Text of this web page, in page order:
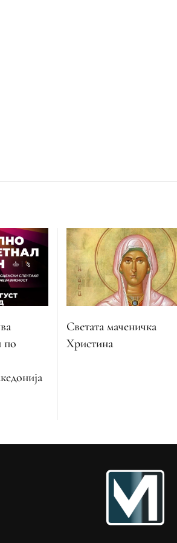
по
Светата маченичка
Христина